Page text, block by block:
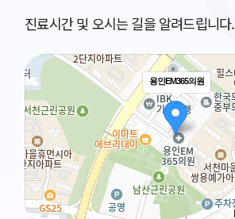
진료시간 및 오시는 길을 알려드립니다.
용인EM365의원